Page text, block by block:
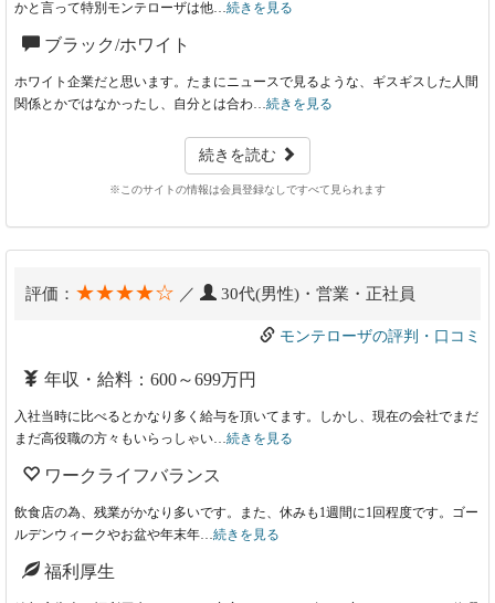
かと言って特別モンテローザは他…続きを見る
ブラック/ホワイト
ホワイト企業だと思います。たまにニュースで見るような、ギスギスした人間
関係とかではなかったし、自分とは合わ…続きを見る
続きを読む
※このサイトの情報は会員登録なしですべて見られます
評価： ★★★★☆ ／ 30代(男性)・営業・正社員
モンテローザの評判・口コミ
年収・給料：600～699万円
入社当時に比べるとかなり多く給与を頂いてます。しかし、現在の会社でまだ
まだ高役職の方々もいらっしゃい…続きを見る
ワークライフバランス
飲食店の為、残業がかなり多いです。また、休みも1週間に1回程度です。ゴー
ルデンウィークやお盆や年末年…続きを見る
福利厚生